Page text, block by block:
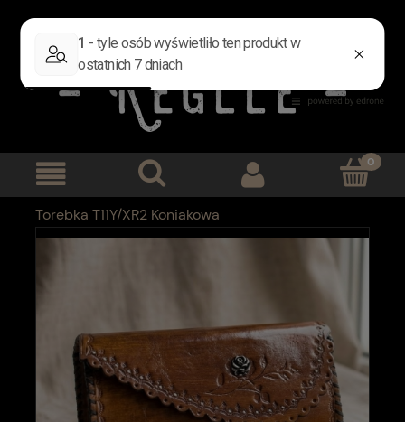
Torebka T11Y/XR2 Koniakowa